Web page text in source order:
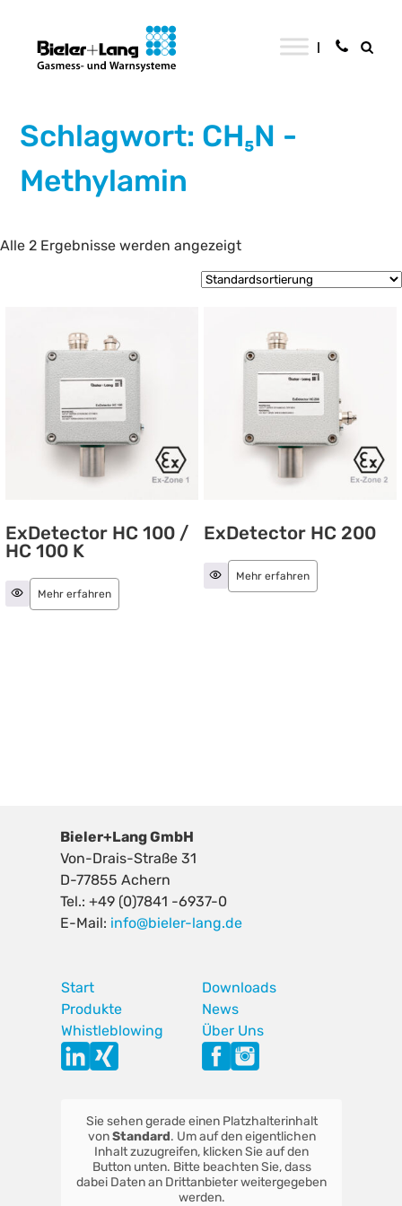
Schlagwort: CH₅N -
Methylamin
Alle 2 Ergebnisse werden angezeigt
ExDetector HC 100 /
HC 100 K
Mehr erfahren
ExDetector HC 200
Mehr erfahren
Bieler+Lang GmbH
Von-Drais-Straße 31
D-77855 Achern
Tel.: +49 (0)7841 -6937-0
E-Mail: info@bieler-lang.de
Start
Produkte
Whistleblowing
Downloads
News
Über Uns
Sie sehen gerade einen Platzhalterinhalt
vonStandard. Um auf den eigentlichen
Inhalt zuzugreifen, klicken Sie auf den
Button unten. Bitte beachten Sie, dass
dabei Daten an Drittanbieter weitergegeben
werden.